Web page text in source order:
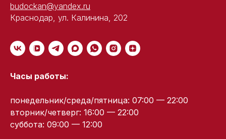
budockan@yandex.ru
Краснодар, ул. Калинина, 202
Часы работы:
понедельник/среда/пятница: 07:00 — 22:00
вторник/четверг: 16:00 — 22:00
суббота: 09:00 — 12:00